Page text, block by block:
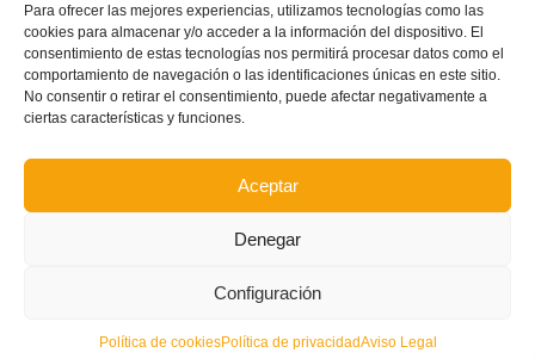
Para ofrecer las mejores experiencias, utilizamos tecnologías como las
cookies para almacenar y/o acceder a la información del dispositivo. El
consentimiento de estas tecnologías nos permitirá procesar datos como el
comportamiento de navegación o las identificaciones únicas en este sitio.
No consentir o retirar el consentimiento, puede afectar negativamente a
ciertas características y funciones.
Aceptar
Denegar
Configuración
Política de cookiesPolítica de privacidadAviso Legal
Selecció Valenciana sub14 (0-0 /4-3)